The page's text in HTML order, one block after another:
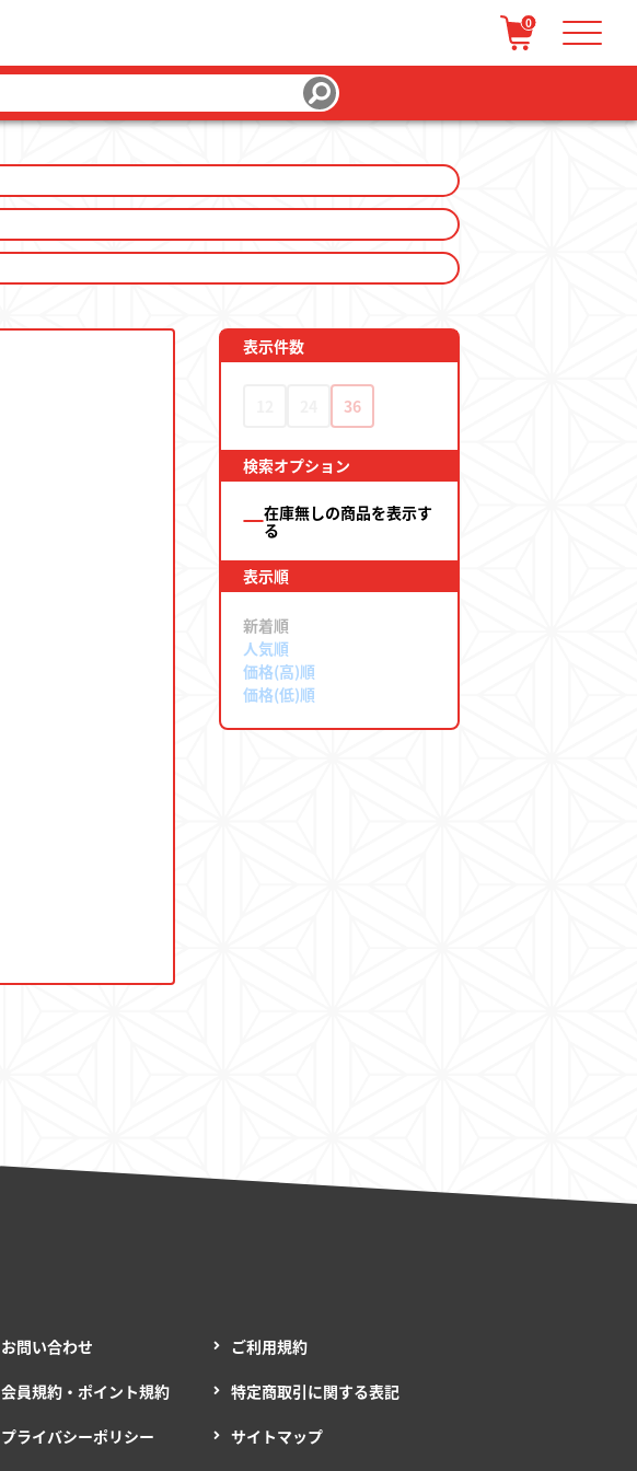
0
ログイン / 会員登録 カートを見る
表示件数
36
検索オプション
在庫無しの商品を表示す
る
表示順
新着順
人気順
価格(高)順
価格(低)順
お問い合わせ ご利用規約
会員規約・ポイント規約 特定商取引に関する表記
プライバシーポリシー サイトマップ